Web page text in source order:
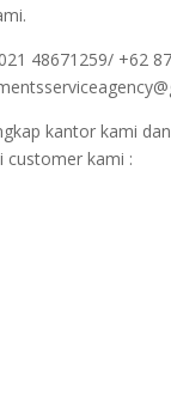
48671259/ +62
kantor kami
kami :